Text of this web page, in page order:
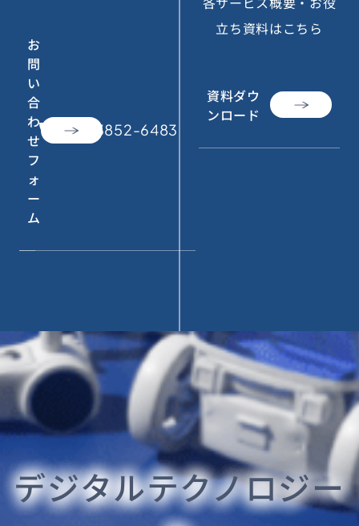
お
問
い
合
わ
せ
フ
ォ
ー
ム
call 050-3852-6483
立ち資料はこちら
資料ダウ
ンロード
デジタルテクノロジー